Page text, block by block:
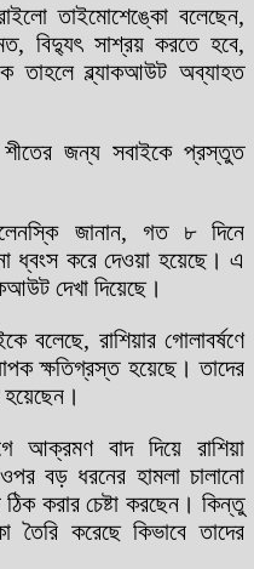
তাইমোশেঙ্কো বলেছেন,
বিদ্যুৎ সাশ্রয় করতে হবে,
তাহলে ব্ল্যাকআউট অব্যাহত
জন্য সবাইকে প্রস্তুত
জানান, গত ৮ দিনে
ধ্বংস করে দেওয়া হয়েছে। এ
দেখা দিয়েছে।
বলেছে, রাশিয়ার গোলাবর্ষণে
ক্ষতিগ্রস্ত হয়েছে। তাদের
আক্রমণ বাদ দিয়ে রাশিয়া
বড় ধরনের হামলা চালানো
করার চেষ্টা করছেন। কিন্তু
করেছে কিভাবে তাদের